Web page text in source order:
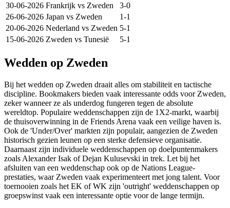
30-06-2026 Frankrijk vs Zweden
3-0
26-06-2026 Japan vs Zweden
1-1
20-06-2026 Nederland vs Zweden 5-1
15-06-2026 Zweden vs Tunesië 5-1
Wedden op Zweden
Bij het wedden op Zweden draait alles om stabiliteit en tactische
discipline. Bookmakers bieden vaak interessante odds voor Zweden,
zeker wanneer ze als underdog fungeren tegen de absolute
wereldtop. Populaire weddenschappen zijn de 1X2-markt, waarbij
de thuisoverwinning in de Friends Arena vaak een veilige haven is.
Ook de 'Under/Over' markten zijn populair, aangezien de Zweden
historisch gezien leunen op een sterke defensieve organisatie.
Daarnaast zijn individuele weddenschappen op doelpuntenmakers
zoals Alexander Isak of Dejan Kulusevski in trek. Let bij het
afsluiten van een weddenschap ook op de Nations League-
prestaties, waar Zweden vaak experimenteert met jong talent. Voor
toernooien zoals het EK of WK zijn 'outright' weddenschappen op
groepswinst vaak een interessante optie voor de lange termijn.